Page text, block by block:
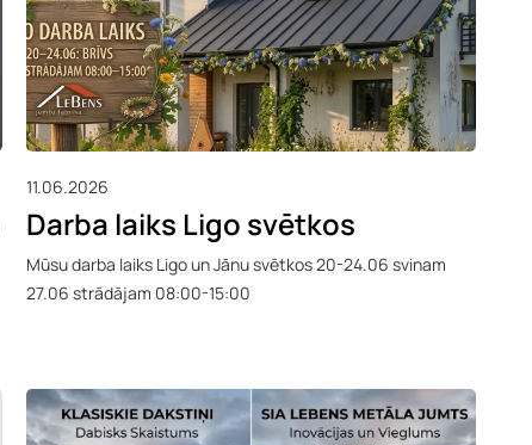
11.06.2026
Darba laiks Ligo svētkos
Mūsu darba laiks Ligo un Jānu svētkos 20-24.06 svinam
27.06 strādājam 08:00-15:00